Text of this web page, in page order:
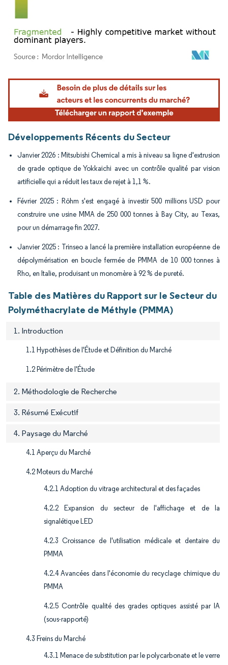
Image © Mordor Intelligence. La réutilisation nécessite une attribution sous CC BY
Développements Récents du Secteur
Janvier 2026 : Mitsubishi Chemical a mis à niveau sa ligne d'extrusion
de grade optique de Yokkaichi avec un contrôle qualité par vision
artificielle qui a réduit les taux de rejet à 1,1 %.
Février 2025 : Röhm s'est engagé à investir 500 millions USD pour
construire une usine MMA de 250 000 tonnes à Bay City, au Texas,
pour un démarrage fin 2027.
Janvier 2025 : Trinseo a lancé la première installation européenne de
dépolymérisation en boucle fermée de PMMA de 10 000 tonnes à
Rho, en Italie, produisant un monomère à 92 % de pureté.
Table des Matières du Rapport sur le Secteur du
Polyméthacrylate de Méthyle (PMMA)
1. Introduction
1.1 Hypothèses de l'Étude et Définition du Marché
1.2 Périmètre de l'Étude
2. Méthodologie de Recherche
3. Résumé Exécutif
4. Paysage du Marché
4.1 Aperçu du Marché
4.2 Moteurs du Marché
4.2.1 Adoption du vitrage architectural et des façades
4.2.2 Expansion du secteur de l'affichage et de la
signalétique LED
4.2.3 Croissance de l'utilisation médicale et dentaire du
PMMA
4.2.4 Avancées dans l'économie du recyclage chimique du
PMMA
4.2.5 Contrôle qualité des grades optiques assisté par IA
(sous-rapporté)
4.3 Freins du Marché
4.3.1 Menace de substitution par le polycarbonate et le verre